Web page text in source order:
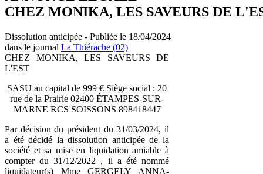
CHEZ MONIKA, LES SAVEURS DE
Dissolution anticipée - Publiée le 18/04/2024
dans le journal La Thiérache (02)
CHEZ MONIKA, LES SAVEURS DE
L'EST
SASU au capital de 999 € Siège social : 20
rue de la Prairie 02400 ÉTAMPES-SUR-
MARNE RCS SOISSONS 898418447
Par décision du président du 31/03/2024, il
a été décidé la dissolution anticipée de la
société et sa mise en liquidation amiable à
compter du 31/12/2022 , il a été nommé
liquidateur(s) Mme GERGELY ANNA-